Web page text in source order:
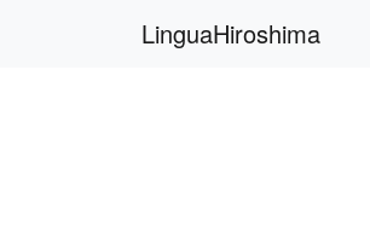
LinguaHiroshima